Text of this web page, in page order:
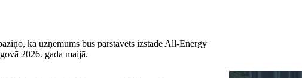
ka uzņēmums būs pārstāvēts izstādē All-Energy
2026. gada maijā.